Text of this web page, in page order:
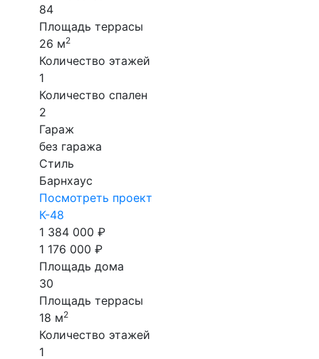
84
Площадь террасы
26 м2
Количество этажей
1
Количество спален
2
Гараж
без гаража
Стиль
Барнхаус
Посмотреть проект
К-48
1 384 000 ₽
1 176 000 ₽
Площадь дома
30
Площадь террасы
18 м2
Количество этажей
1